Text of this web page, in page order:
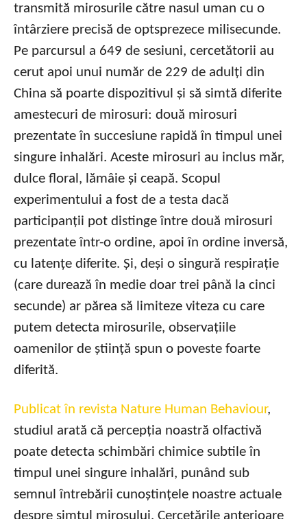
transmită mirosurile către nasul uman cu o
întârziere precisă de optsprezece milisecunde.
Pe parcursul a 649 de sesiuni, cercetătorii au
cerut apoi unui număr de 229 de adulți din
China să poarte dispozitivul și să simtă diferite
amestecuri de mirosuri: două mirosuri
prezentate în succesiune rapidă în timpul unei
singure inhalări. Aceste mirosuri au inclus măr,
dulce floral, lămâie și ceapă. Scopul
experimentului a fost de a testa dacă
participanții pot distinge între două mirosuri
prezentate într-o ordine, apoi în ordine inversă,
cu latențe diferite. Și, deși o singură respirație
(care durează în medie doar trei până la cinci
secunde) ar părea să limiteze viteza cu care
putem detecta mirosurile, observațiile
oamenilor de știință spun o poveste foarte
diferită.
Publicat în revista Nature Human Behaviour,
studiul arată că percepția noastră olfactivă
poate detecta schimbări chimice subtile în
timpul unei singure inhalări, punând sub
semnul întrebării cunoștințele noastre actuale
despre simțul mirosului. Cercetările anterioare